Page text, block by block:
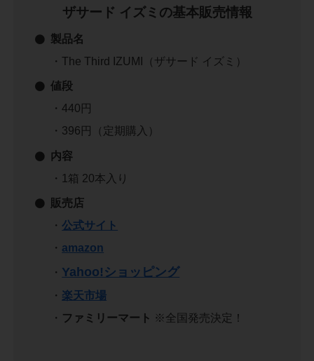
ザサード イズミの基本販売情報
製品名
・The Third IZUMI（ザサード イズミ）
値段
・440円
・396円（定期購入）
内容
・1箱 20本入り
販売店
・ 公式サイト
・ amazon
・ Yahoo!ショッピング
・ 楽天市場
・ ファミリーマート ※全国発売決定！